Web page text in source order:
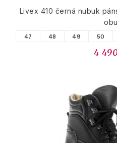
Livex 410 černá nubuk
47 48 49 50
4